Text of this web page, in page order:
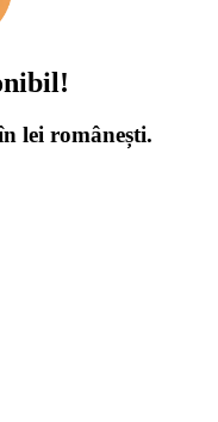
lei românești.